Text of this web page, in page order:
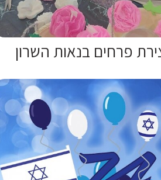
פרחים בנאות השרון